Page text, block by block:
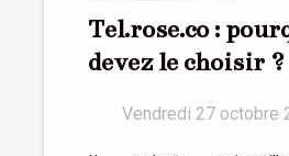
Tel.rose.co :
devez le choisir ?
Vendredi 27 octobre